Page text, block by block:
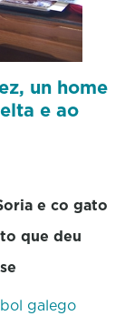
un home
e ao
e co gato
que deu
galego